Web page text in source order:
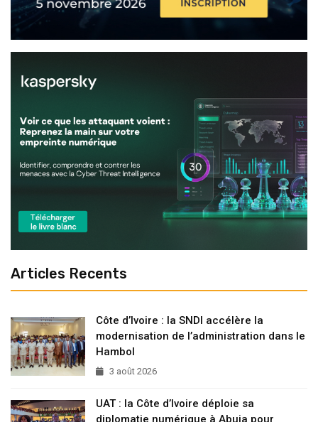
Articles Recents
Côte d’Ivoire : la SNDI accélère la
modernisation de l’administration dans le
Hambol
3 août 2026
UAT : la Côte d’Ivoire déploie sa
diplomatie numérique à Abuja pour